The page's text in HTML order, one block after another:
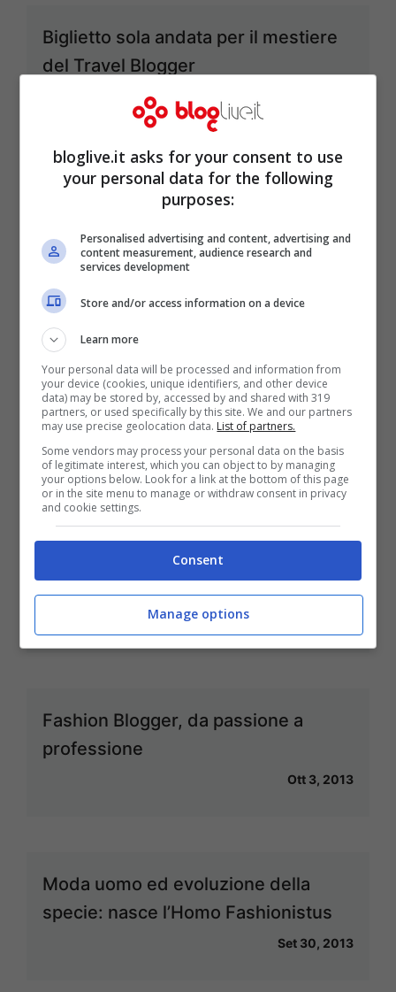
Biglietto sola andata per il mestiere
del Travel Blogger
Magliette Sbagliate: un’idea
esilarante nel segno dell’errore
Nov 9, 2013
Archeoblog: il primo raduno
nazionale dei Cultural Heritage
Bloggers
Ott 31, 2013
Food Blogger: maghi dei fornelli e
dei social
Fashion Blogger, da passione a
professione
Ott 3, 2013
Moda uomo ed evoluzione della
specie: nasce l’Homo Fashionistus
Set 30, 2013
bloglive.it asks for your consent to use
your personal data for the following
purposes:
Personalised advertising and content, advertising and
content measurement, audience research and
services development
Store and/or access information on a device
Learn more
Your personal data will be processed and information from
your device (cookies, unique identifiers, and other device
data) may be stored by, accessed by and shared with 319
partners, or used specifically by this site. We and our partners
may use precise geolocation data. List of partners.
Some vendors may process your personal data on the basis
of legitimate interest, which you can object to by managing
your options below. Look for a link at the bottom of this page
or in the site menu to manage or withdraw consent in privacy
and cookie settings.
Consent
Manage options